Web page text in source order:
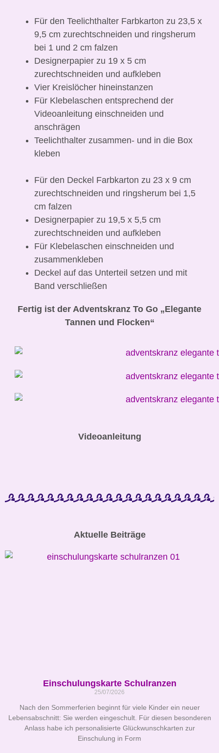
Für den Teelichthalter Farbkarton zu 23,5 x
9,5 cm zurechtschneiden und ringsherum
bei 1 und 2 cm falzen
Designerpapier zu 19 x 5 cm
zurechtschneiden und aufkleben
Vier Kreislöcher hineinstanzen
Für Klebelaschen entsprechend der
Videoanleitung einschneiden und
anschrägen
Teelichthalter zusammen- und in die Box
kleben
Für den Deckel Farbkarton zu 23 x 9 cm
zurechtschneiden und ringsherum bei 1,5
cm falzen
Designerpapier zu 19,5 x 5,5 cm
zurechtschneiden und aufkleben
Für Klebelaschen einschneiden und
zusammenkleben
Deckel auf das Unterteil setzen und mit
Band verschließen
Fertig ist der Adventskranz To Go „Elegante
Tannen und Flocken“
Videoanleitung
Aktuelle Beiträge
Einschulungskarte Schulranzen
25/07/2026
Nach den Sommerferien beginnt für viele Kinder ein neuer
Lebensabschnitt: Sie werden eingeschult. Für diesen besonderen
Anlass habe ich personalisierte Glückwunschkarten zur
Einschulung in Form